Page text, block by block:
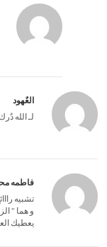
العٌهود
لـ الله
فاطمه
تشبيه
و هما ”
يعطيك